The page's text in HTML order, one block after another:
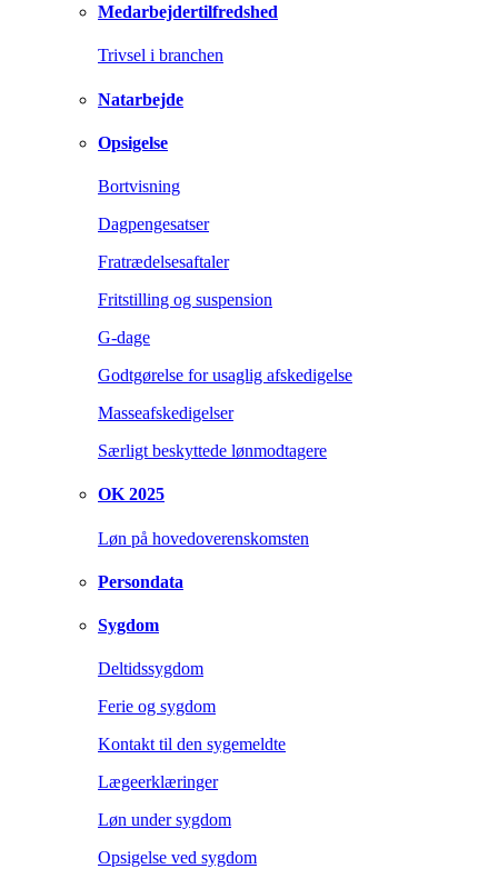
Medarbejdertilfredshed
Trivsel i branchen
Natarbejde
Opsigelse
Bortvisning
Dagpengesatser
Fratrædelsesaftaler
Fritstilling og suspension
G-dage
Godtgørelse for usaglig afskedigelse
Masseafskedigelser
Særligt beskyttede lønmodtagere
OK 2025
Løn på hovedoverenskomsten
Persondata
Sygdom
Deltidssygdom
Ferie og sygdom
Kontakt til den sygemeldte
Lægeerklæringer
Løn under sygdom
Opsigelse ved sygdom